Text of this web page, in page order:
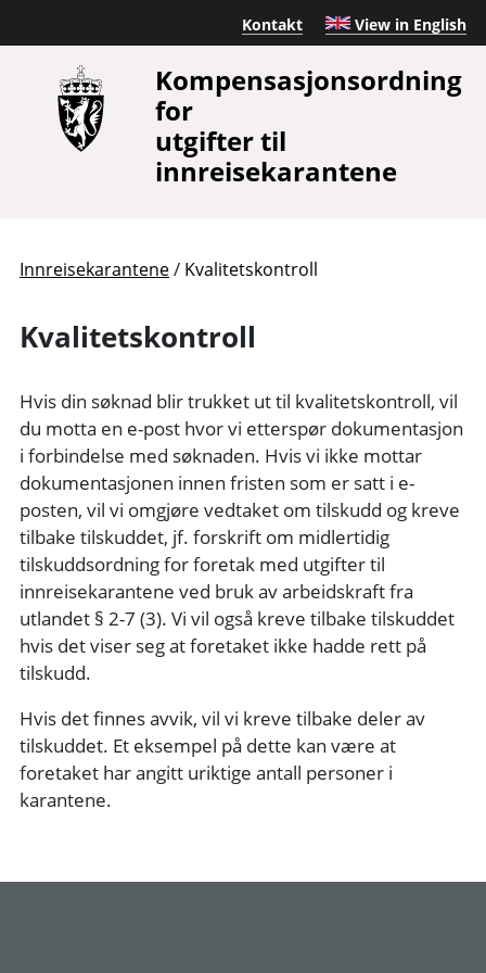
Kontakt View in English
Kompensasjonsordning
for
utgifter til
innreisekarantene
Innreisekarantene/ Kvalitetskontroll
Kvalitetskontroll
Hvis din søknad blir trukket ut til kvalitetskontroll, vil
du motta en e-post hvor vi etterspør dokumentasjon
i forbindelse med søknaden. Hvis vi ikke mottar
dokumentasjonen innen fristen som er satt i e-
posten, vil vi omgjøre vedtaket om tilskudd og kreve
tilbake tilskuddet, jf. forskrift om midlertidig
tilskuddsordning for foretak med utgifter til
innreisekarantene ved bruk av arbeidskraft fra
utlandet § 2-7 (3). Vi vil også kreve tilbake tilskuddet
hvis det viser seg at foretaket ikke hadde rett på
tilskudd.
Hvis det finnes avvik, vil vi kreve tilbake deler av
tilskuddet. Et eksempel på dette kan være at
foretaket har angitt uriktige antall personer i
karantene.